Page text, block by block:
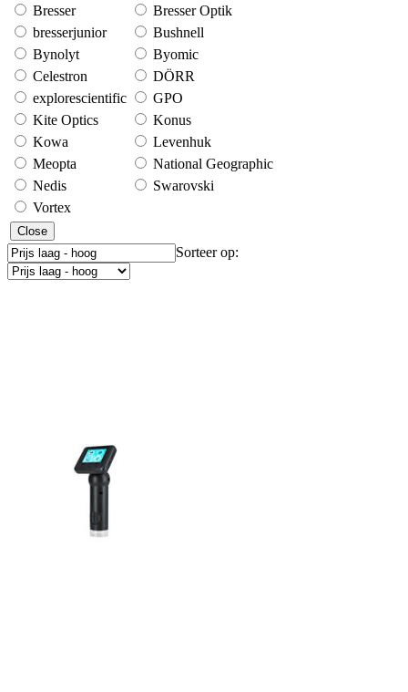
Bresser
Bresser Optik
bresserjunior
Bushnell
Bynolyt
Byomic
Celestron
DÖRR
explorescientific
GPO
Kite Optics
Konus
Kowa
Levenhuk
Meopta
National Geographic
Nedis
Swarovski
Vortex
Close
Sorteer op: